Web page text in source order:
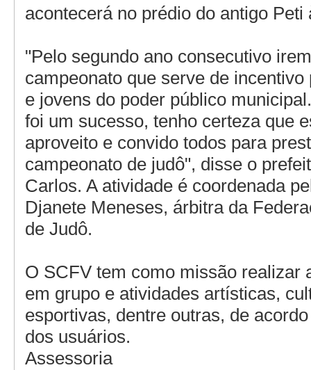
acontecerá no prédio do antigo Peti
"Pelo segundo ano consecutivo
campeonato que serve de
e jovens do poder público
foi um sucesso, tenho certeza que
aproveito e convido todos para
campeonato de judô", disse o
Carlos. A atividade é coordenada
Djanete Meneses, árbitra da
de Judô.
O SCFV tem como missão realizar
em grupo e atividades artísticas,
esportivas, dentre outras, de
dos usuários.
Assessoria